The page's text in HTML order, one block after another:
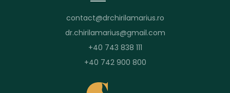
contact@drchirilamarius.ro
dr.chirilamarius@gmail.com
+40 743 838 111
+40 742 900 800